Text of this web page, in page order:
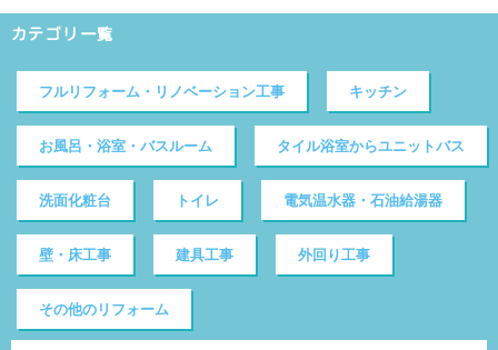
カテゴリ一覧
フルリフォーム・リノベーション工事 キッチン
お風呂・浴室・バスルーム タイル浴室からユニットバス
洗面化粧台 トイレ 電気温水器・石油給湯器
壁・床工事 建具工事 外回り工事
その他のリフォーム